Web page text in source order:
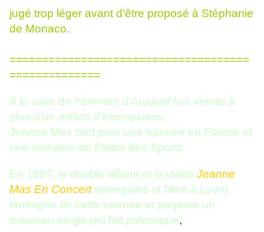
jugé trop léger avant d'être proposé à Stéphanie
de Monaco.
=====================================
==============
A la suite de Femmes d'Aujourd'hui, vendu à
plus d'un million d'exemplaires,
Jeanne Mas part pour une tournée en France et
une semaine au Palais des Sports.
En 1987, le double album et la vidéo Jeanne
Mas En Concert(enregistré et filmé à Lyon)
témoigne de cette tournée et propose un
nouveau single qui fait polémique,